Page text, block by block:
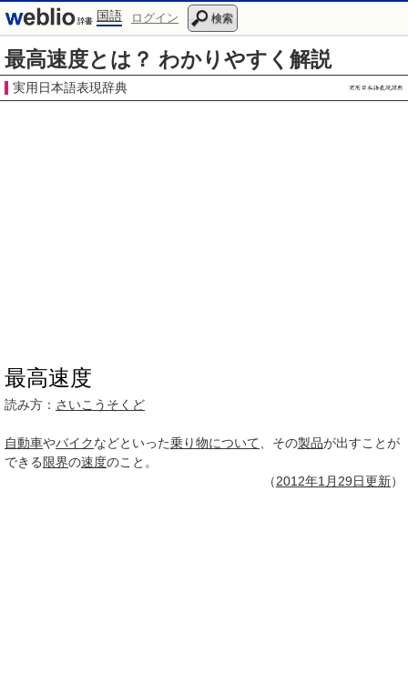
国語 ログイン 検索
最高速度とは？ わかりやすく解説
実用日本語表現辞典
最高速度
読み方： さいこうそくど
自動車やバイクなどといった乗り物について 、その製品が出すことが
できる 限界の速度のこと。
（2012年1月 29日更新）